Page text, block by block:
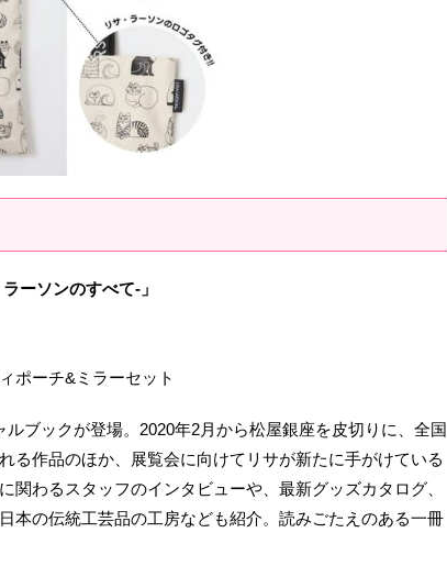
ーソンのすべて-」
ポーチ&ミラーセット
ブックが登場。2020年2月から松屋銀座を皮切りに、全国
る作品のほか、展覧会に向けてリサが新たに手がけている
関わるスタッフのインタビューや、最新グッズカタログ、
本の伝統工芸品の工房なども紹介。読みごたえのある一冊